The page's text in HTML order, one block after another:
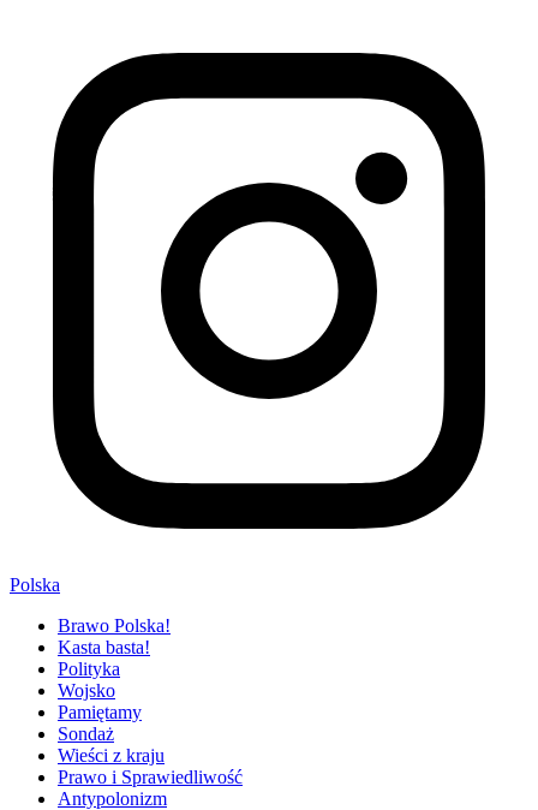
Polska
Brawo Polska!
Kasta basta!
Polityka
Wojsko
Pamiętamy
Sondaż
Wieści z kraju
Prawo i Sprawiedliwość
Antypolonizm